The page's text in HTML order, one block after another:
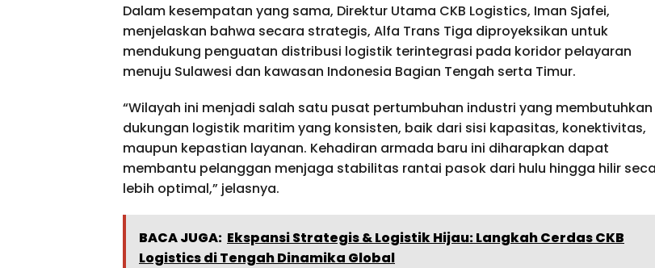
Dalam kesempatan yang sama, Direktur Utama CKB Logistics, Iman Sjafei,
menjelaskan bahwa secara strategis, Alfa Trans Tiga diproyeksikan untuk
mendukung penguatan distribusi logistik terintegrasi pada koridor pelayaran
menuju Sulawesi dan kawasan Indonesia Bagian Tengah serta Timur.
“Wilayah ini menjadi salah satu pusat pertumbuhan industri yang membutuhkan
dukungan logistik maritim yang konsisten, baik dari sisi kapasitas, konektivitas,
maupun kepastian layanan. Kehadiran armada baru ini diharapkan dapat
membantu pelanggan menjaga stabilitas rantai pasok dari hulu hingga hilir
lebih optimal,” jelasnya.
BACA JUGA: Ekspansi Strategis & Logistik Hijau: Langkah Cerdas CKB
Logistics di Tengah Dinamika Global